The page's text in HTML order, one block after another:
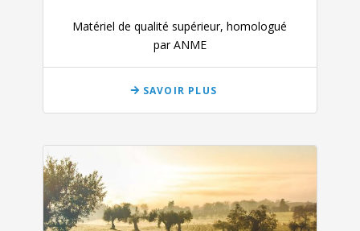
Matériel de qualité supérieur, homologué
par ANME
SAVOIR PLUS